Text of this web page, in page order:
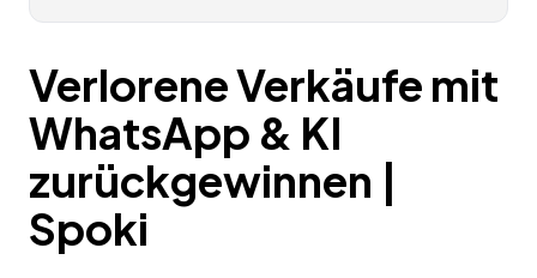
Verlorene Verkäufe mit
WhatsApp & KI
zurückgewinnen |
Spoki